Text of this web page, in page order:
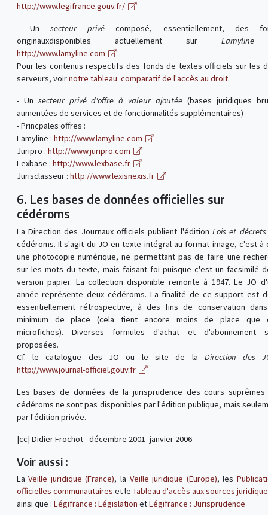
http://www.legifrance.gouv.fr/
- Unsecteur privé composé, essentiellement, des
originauxdisponibles actuellement sur Lamyline
http://www.lamyline.com
Pour les contenus respectifs des fonds de textes officiels sur les
serveurs, voirnotre tableau comparatif de l'accès au droit.
- Un secteur privé d'offre à valeur ajoutée (bases juridiques
aumentées de services et de fonctionnalités supplémentaires)
- Princpales offres :
Lamyline : http://www.lamyline.com
Juripro : http://www.juripro.com
Lexbase : http://www.lexbase.fr
Jurisclasseur : http://www.lexisnexis.fr
6. Les bases de données officielles sur
cédéroms
La Direction des Journaux officiels publient l'édition Lois et décrets
cédéroms. Il s'agit du JO en texte intégral au format image, c'est-
une photocopie numérique, ne permettant pas de faire une
sur les mots du texte, mais faisant foi puisque c'est un facsimilé
version papier. La collection disponible remonte à 1947. Le JO
année représente deux cédéroms. La finalité de ce support est
essentiellement rétrospective, à des fins de conservation
minimum de place (cela tient encore moins de place que
microfiches). Diverses formules d'achat et d'abonnement
proposées.
Cf. le catalogue des JO ou le site de la Direction des
http://www.journal-officiel.gouv.fr
Les bases de données de la jurisprudence des cours suprêmes
cédéroms ne sont pas disponibles par l'édition publique, mais
par l'édition privée.
|cc| Didier Frochot - décembre 2001- janvier 2006
Voir aussi :
LaVeille juridique (France), la Veille juridique (Europe), les
officielles communautaires et le Tableau d'accès aux sources
ainsi que : Légifrance : Législation etLégifrance : Jurisprudence